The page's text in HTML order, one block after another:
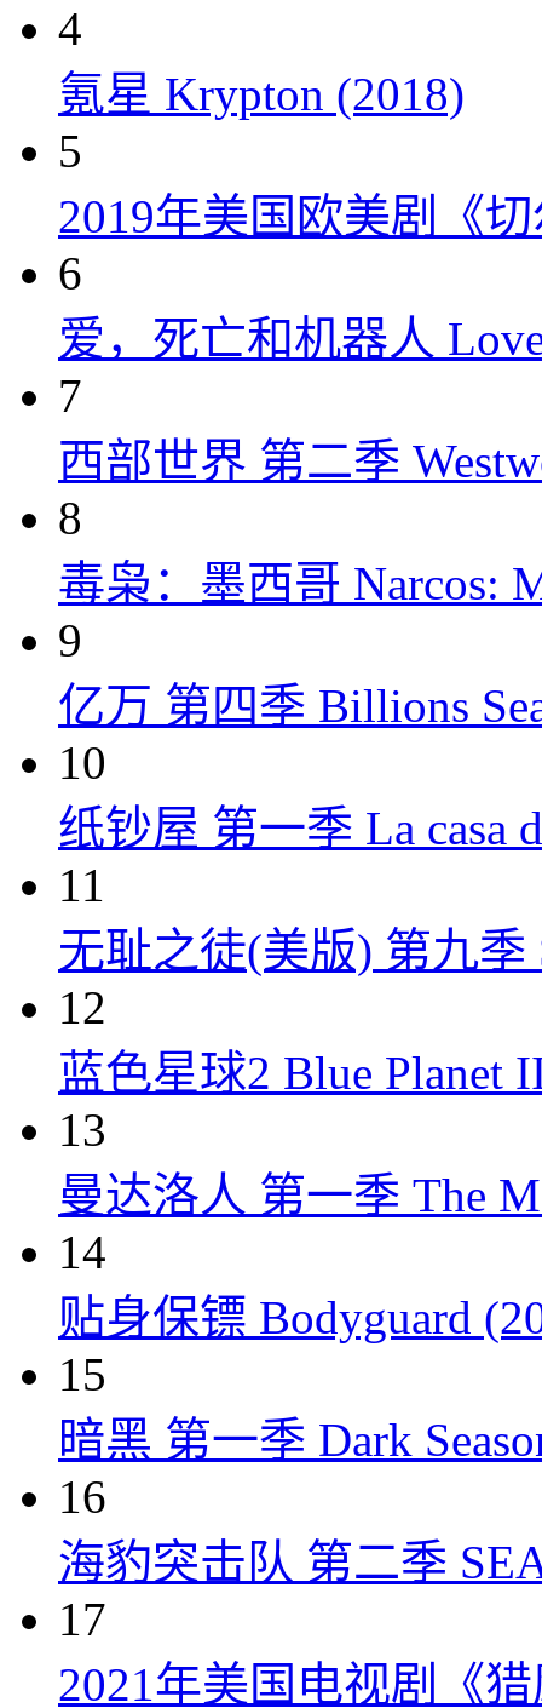
4
氪星 Krypton (2018)
5
2019年美国欧美剧《
6
爱，死亡和机器人
7
西部世界 第二季
8
毒枭：墨西哥 Narcos:
9
亿万 第四季 Billions
10
纸钞屋 第一季 La casa
11
无耻之徒(美版) 第九季
12
蓝色星球2 Blue Planet
13
曼达洛人 第一季 The
14
贴身保镖 Bodyguard
15
暗黑 第一季 Dark
16
海豹突击队 第二季
17
2021年美国电视剧《